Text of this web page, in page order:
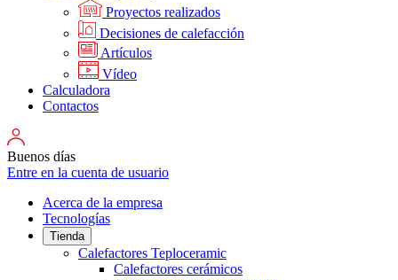
Proyectos realizados
Decisiones de calefacción
Artículos
Vídeo
Calculadora
Contactos
Buenos días
Entre en la cuenta de usuario
Acerca de la empresa
Tecnologías
Tienda
Calefactores Teploceramic
Calefactores cerámicos